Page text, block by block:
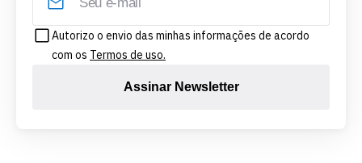
Autorizo o envio das minhas informações de acordo
com os Termos de uso.
Assinar Newsletter